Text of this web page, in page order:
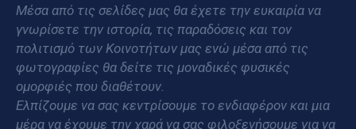
Μέσα από τις σελίδες μας θα έχετε την ευκαιρία να
γνωρίσετε την ιστορία, τις παραδόσεις και τον
πολιτισμό των Κοινοτήτων μας ενώ μέσα από τις
φωτογραφίες θα δείτε τις μοναδικές φυσικές
ομορφιές που διαθέτουν.
Ελπίζουμε να σας κεντρίσουμε το ενδιαφέρον και μια
μέρα να έχουμε την χαρά να σας φιλοξενήσουμε για να